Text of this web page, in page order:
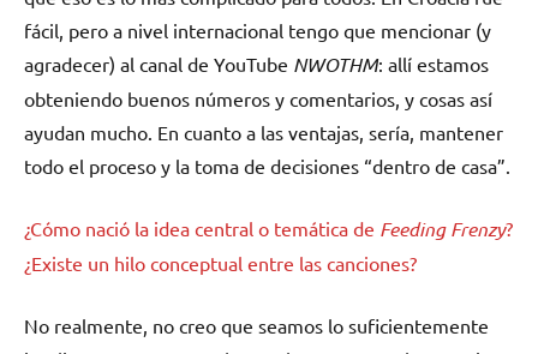
fácil, pero a nivel internacional tengo que mencionar (y
agradecer) al canal de YouTube NWOTHM: allí estamos
obteniendo buenos números y comentarios, y cosas así
ayudan mucho. En cuanto a las ventajas, sería, mantener
todo el proceso y la toma de decisiones “dentro de casa”.
¿Cómo nació la idea central o temática de Feeding Frenzy?
¿Existe un hilo conceptual entre las canciones?
No realmente, no creo que seamos lo suficientemente